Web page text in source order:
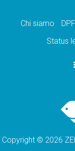
Chi siamo DPF
Status
Copyright © 2026